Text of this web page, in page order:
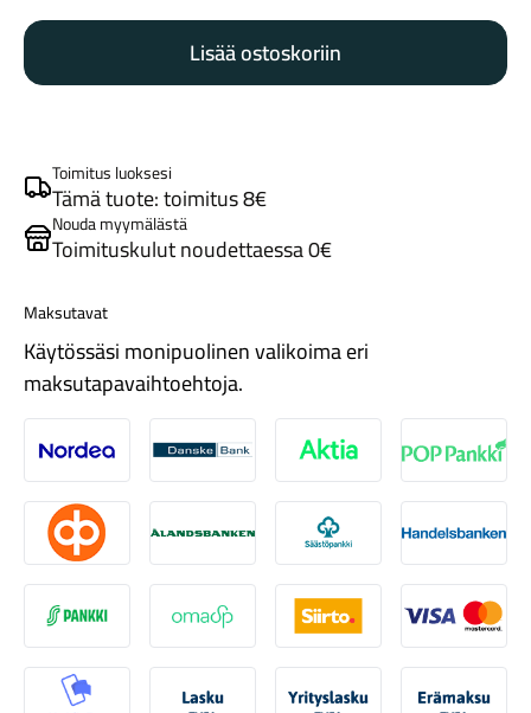
Renkaat
Komponentit
Recycled
lunar
Lisää ostoskoriin
Toimitus luoksesi
Tämä tuote: toimitus 8€
Nouda myymälästä
Toimituskulut noudettaessa 0€
Maksutavat
Käytössäsi monipuolinen valikoima eri
maksutapavaihtoehtoja.
Nordea Danske Aktia Pop-
Osuuspankki Ålandsbanken Säästöpankki
S-Pankki Omasp Siirto Visa &